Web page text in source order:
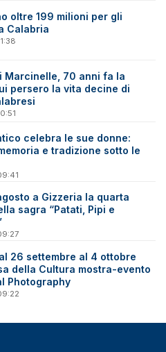
oltre 199 milioni per gli
Calabria
Marcinelle, 70 anni fa la
persero la vita decine di
celebra le sue donne:
e tradizione sotto le
a Gizzeria la quarta
sagra “Patati, Pipi e
26 settembre al 4 ottobre
della Cultura mostra-evento
Photography